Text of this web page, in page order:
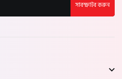
সাবস্ক্রাইব করুন